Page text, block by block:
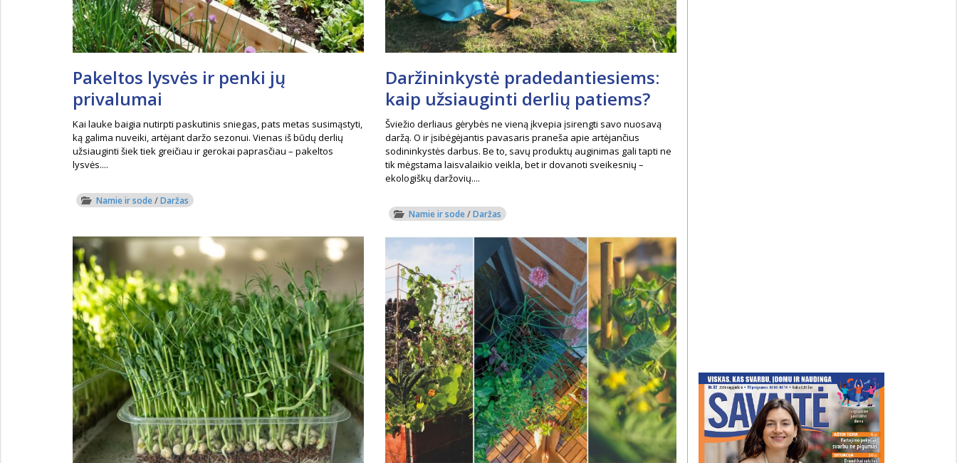
Pakeltos lysvės ir penki jų
privalumai
Kai lauke baigia nutirpti paskutinis sniegas, pats metas susimąstyti,
ką galima nuveiki, artėjant daržo sezonui. Vienas iš būdų derlių
užsiauginti šiek tiek greičiau ir gerokai paprasčiau – pakeltos
lysvės....
Namie ir sode/Daržas
Daržininkystė pradedantiesiems:
kaip užsiauginti derlių patiems?
Šviežio derliaus gėrybės ne vieną įkvepia įsirengti savo nuosavą
daržą. O ir įsibėgėjantis pavasaris praneša apie artėjančius
sodininkystės darbus. Be to, savų produktų auginimas gali tapti ne
tik mėgstama laisvalaikio veikla, bet ir dovanoti sveikesnių –
ekologiškų daržovių....
Namie ir sode/Daržas